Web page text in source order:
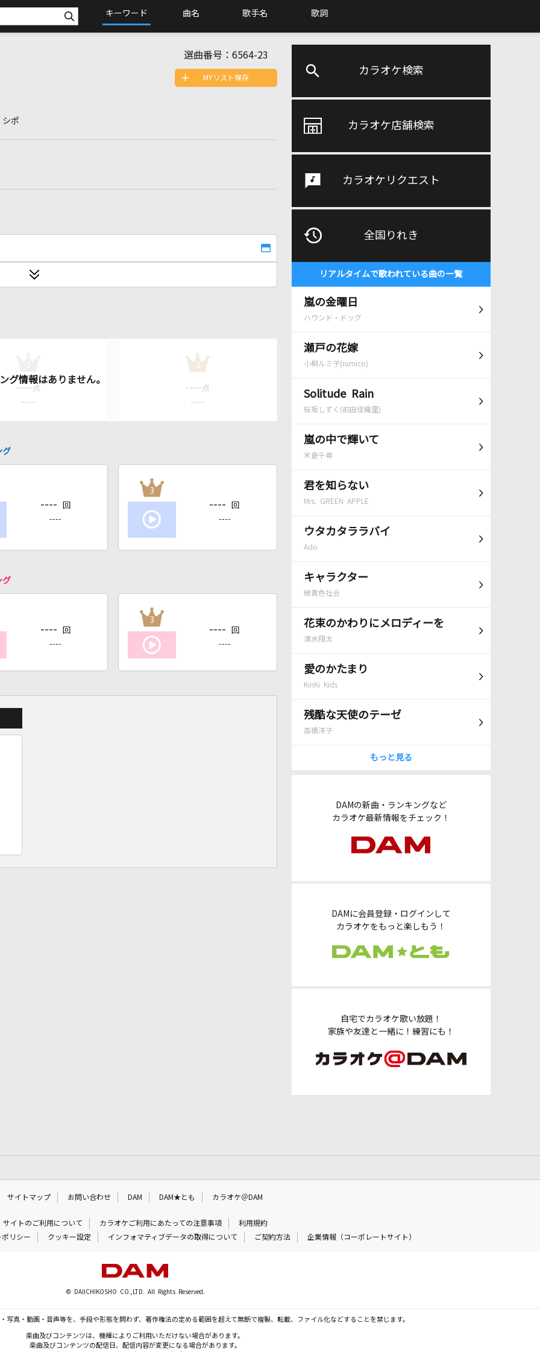
キーワード 曲名 歌手名 歌詞
カラオケ検索
カラオケ店舗検索
カラオケリクエスト
全国りれき
リアルタイムで歌われている曲の一覧
嵐の金曜日
ハウンド・ドッグ
瀬戸の花嫁
小柳ルミ子(rumico)
Solitude Rain
桜坂しずく(前田佳織里)
嵐の中で輝いて
米倉千尋
君を知らない
Mrs. GREEN APPLE
ウタカタララバイ
Ado
キャラクター
緑黄色社会
花束のかわりにメロディーを
清水翔太
愛のかたまり
KinKi Kids
残酷な天使のテーゼ
高橋洋子
もっと見る
DAMの新曲・ランキングなど
カラオケ最新情報をチェック！
DAMに会員登録・ログインして
カラオケをもっと楽しもう！
自宅でカラオケ歌い放題！
家族や友達と一緒に！練習にも！
選曲番号： 6564-23
ポ
MYリスト保存
---- 点
----
3
---- 点
----
グ
---- 回
----
3
---- 回
----
グ
---- 回
----
3
---- 回
----
サイトマップ お問い合わせ DAM DAM★とも カラオケ＠DAM
サイトのご利用について カラオケご利用にあたっての注意事項
利用規約
リシー
クッキー設定 インフォマティブデータの取得について ご契約方法 企業情報（コーポレートサイト）
© DAIICHIKOSHO CO.,LTD. All Rights Reserved.
写真・動画・音声等を、手段や形態を問わず、著作権法の定める範囲を超えて無断で複製、転載、ファイル化などすることを禁じます。
楽曲及びコンテンツは、機種によりご利用いただけない場合があります。
楽曲及びコンテンツの配信日、配信内容が変更になる場合があります。